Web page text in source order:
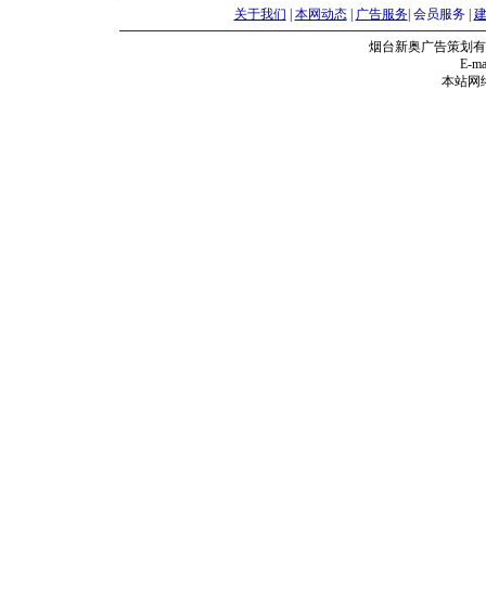
关于我们
本网动态| 广告服务| 会员服务|
烟台新奥广告策划
E-
本站网